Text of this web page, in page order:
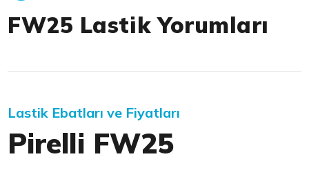
FW25 Lastik Yorumları
Lastik Ebatları ve Fiyatları
Pirelli FW25